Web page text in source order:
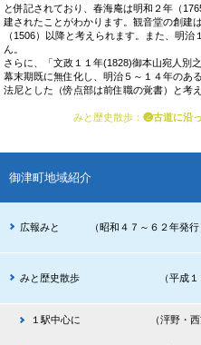
と併記されており、春海庵は明和２年（
建されたことがわかります。観音堂の創建
（1506）以降と考えられます。また、明
ん。
さらに、「文政１１年(1828)御本山宛人別
幕末期既に無住化し、明治５～１４年のあ
法尼とした（傍点部は前住職の覚書）と考
みと歴史散歩 ：❷古道に沿
御津町地域紹介
広報みと （昭和４７～６２年発行
みと歴史散歩 （平成１１
１駅中心に （泙野・西